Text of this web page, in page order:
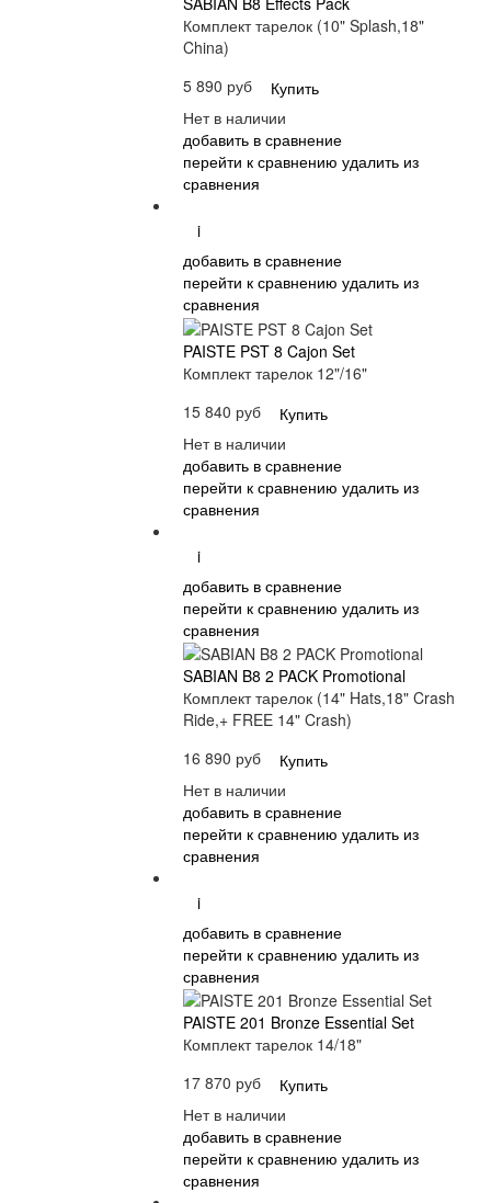
Комплект тарелок (10" Splash,18"
China)
5 890 руб
Купить
Нет в наличии
добавить в сравнение
перейти к сравнению удалить из
сравнения
i
добавить в сравнение
перейти к сравнению удалить из
сравнения
PAISTE PST 8 Cajon Set
Комплект тарелок 12"/16"
15 840 руб
Купить
Нет в наличии
добавить в сравнение
перейти к сравнению удалить из
сравнения
i
добавить в сравнение
перейти к сравнению удалить из
сравнения
SABIAN B8 2 PACK Promotional
Комплект тарелок (14" Hats,18" Crash
Ride,+ FREE 14" Crash)
16 890 руб
Купить
Нет в наличии
добавить в сравнение
перейти к сравнению удалить из
сравнения
i
добавить в сравнение
перейти к сравнению удалить из
сравнения
PAISTE 201 Bronze Essential Set
Комплект тарелок 14/18"
17 870 руб
Купить
Нет в наличии
добавить в сравнение
перейти к сравнению удалить из
сравнения